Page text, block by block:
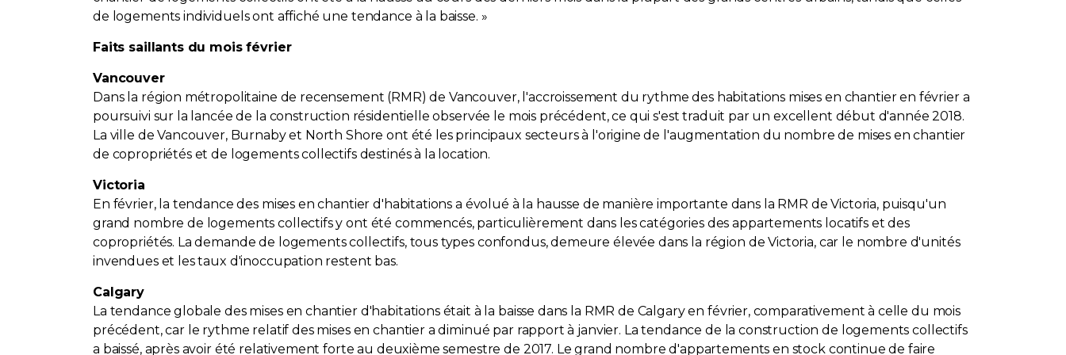
de logements individuels ont affiché une tendance à la baisse. »
Faits saillants du mois février
Vancouver
Dans la région métropolitaine de recensement (RMR) de Vancouver, l'accroissement du rythme des habitations mises en chantier en février a
poursuivi sur la lancée de la construction résidentielle observée le mois précédent, ce qui s'est traduit par un excellent début d'année 2018.
La ville de Vancouver, Burnaby et North Shore ont été les principaux secteurs à l'origine de l'augmentation du nombre de mises en chantier
de copropriétés et de logements collectifs destinés à la location.
Victoria
En février, la tendance des mises en chantier d'habitations a évolué à la hausse de manière importante dans la RMR de Victoria, puisqu'un
grand nombre de logements collectifs y ont été commencés, particulièrement dans les catégories des appartements locatifs et des
copropriétés. La demande de logements collectifs, tous types confondus, demeure élevée dans la région de Victoria, car le nombre d'unités
invendues et les taux d'inoccupation restent bas.
Calgary
La tendance globale des mises en chantier d'habitations était à la baisse dans la RMR de Calgary en février, comparativement à celle du mois
précédent, car le rythme relatif des mises en chantier a diminué par rapport à janvier. La tendance de la construction de logements collectifs
a baissé, après avoir été relativement forte au deuxième semestre de 2017. Le grand nombre d'appartements en stock continue de faire